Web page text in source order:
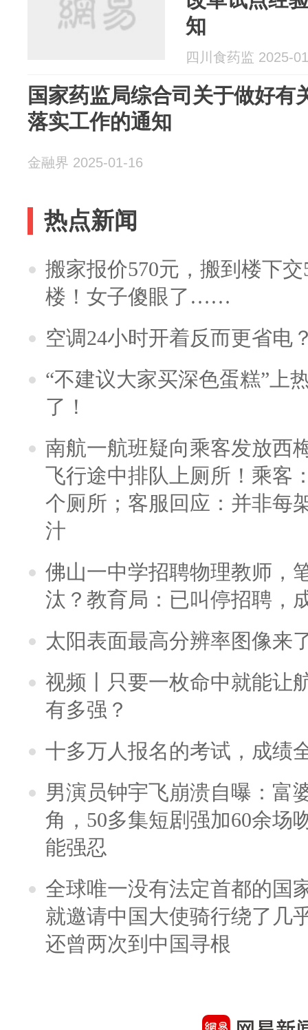
知
四川食药监 2025-
国家药监局综合司关于做好有
落实工作的通知
金融界 2025-01-16
热点新闻
搬家报价570元，搬到楼下
楼！女子傻眼了……
空调24小时开着反而更省电
“不建议大家买深色蛋糕”上
了！
南航一航班疑向乘客发放西
飞行途中排队上厕所！乘客
个厕所；客服回应：并非每
汁
佛山一中学招聘物理教师，
汰？教育局：已叫停招聘，
太阳表面最高分辨率图像来
视频丨只要一枚命中就能让
有多强？
十多万人报名的考试，成绩
男演员钟宇飞崩溃自曝：富
角，50多集短剧强加60余场
能强忍
全球唯一没有法定首都的国
就邀请中国大使骑行绕了几
还曾两次到中国寻根